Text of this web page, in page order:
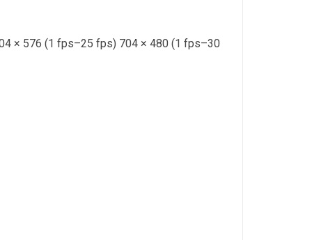
× 576 (1 fps–25 fps) 704 × 480 (1 fps–30